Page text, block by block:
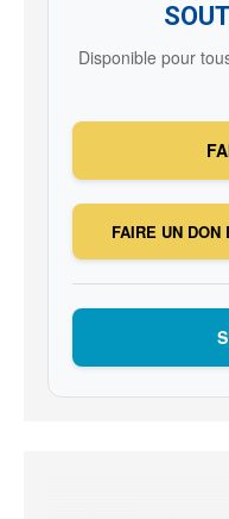
Disponible pour
FAIRE UN